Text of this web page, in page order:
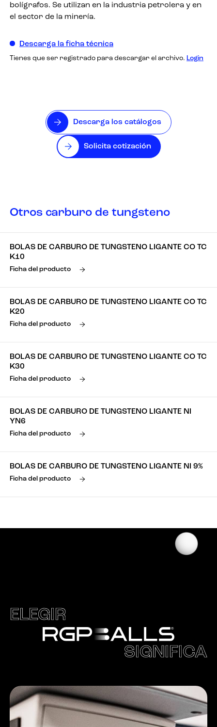
bolígrafos. Se utilizan en la industria petrolera y en
el sector de la minería.
Descarga la ficha técnica
Tienes que ser registrado para descargar el archivo. Login
Descarga los catálogos
Solicita cotización
Otros carburo de tungsteno
BOLAS DE CARBURO DE TUNGSTENO LIGANTE CO TC
K10
Ficha del producto
BOLAS DE CARBURO DE TUNGSTENO LIGANTE CO TC
K20
Ficha del producto
BOLAS DE CARBURO DE TUNGSTENO LIGANTE CO TC
K30
Ficha del producto
BOLAS DE CARBURO DE TUNGSTENO LIGANTE NI
YN6
Ficha del producto
BOLAS DE CARBURO DE TUNGSTENO LIGANTE NI 9%
Ficha del producto
ELEGIR
SIGNIFICA